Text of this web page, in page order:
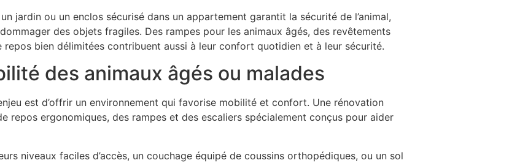
jardin ou un enclos sécurisé dans un appartement garantit la sécurité de l’animal,
des objets fragiles. Des rampes pour les animaux âgés, des revêtements
bien délimitées contribuent aussi à leur confort quotidien et à leur sécurité.
des animaux âgés ou malades
est d’offrir un environnement qui favorise mobilité et confort. Une rénovation
repos ergonomiques, des rampes et des escaliers spécialement conçus pour aider
niveaux faciles d’accès, un couchage équipé de coussins orthopédiques, ou un sol